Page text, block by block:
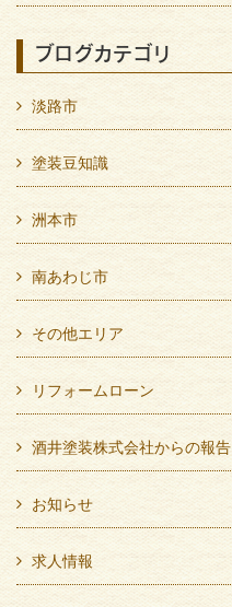
ブログカテゴリ
淡路市
塗装豆知識
洲本市
南あわじ市
その他エリア
リフォームローン
酒井塗装株式会社からの報告
お知らせ
求人情報